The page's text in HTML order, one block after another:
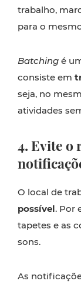
trabalho,
para o
Batching é
consiste em
seja, no
atividades
4. Evite o
O local de
possível. Por
tapetes e as
sons.
As